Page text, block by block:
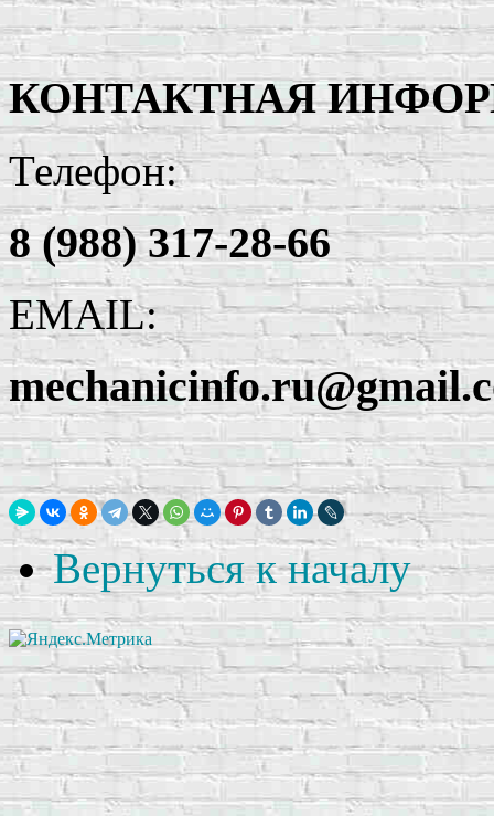
КОНТАКТНАЯ
Телефон:
8 (988) 317-28-66
EMAIL:
Вернуться к началу